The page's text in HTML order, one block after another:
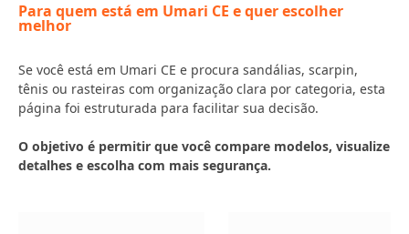
Para quem está em Umari CE e quer escolher
melhor
Se você está em Umari CE e procura sandálias, scarpin,
tênis ou rasteiras com organização clara por categoria, esta
página foi estruturada para facilitar sua decisão.
O objetivo é permitir que você compare modelos, visualize
detalhes e escolha com mais segurança.